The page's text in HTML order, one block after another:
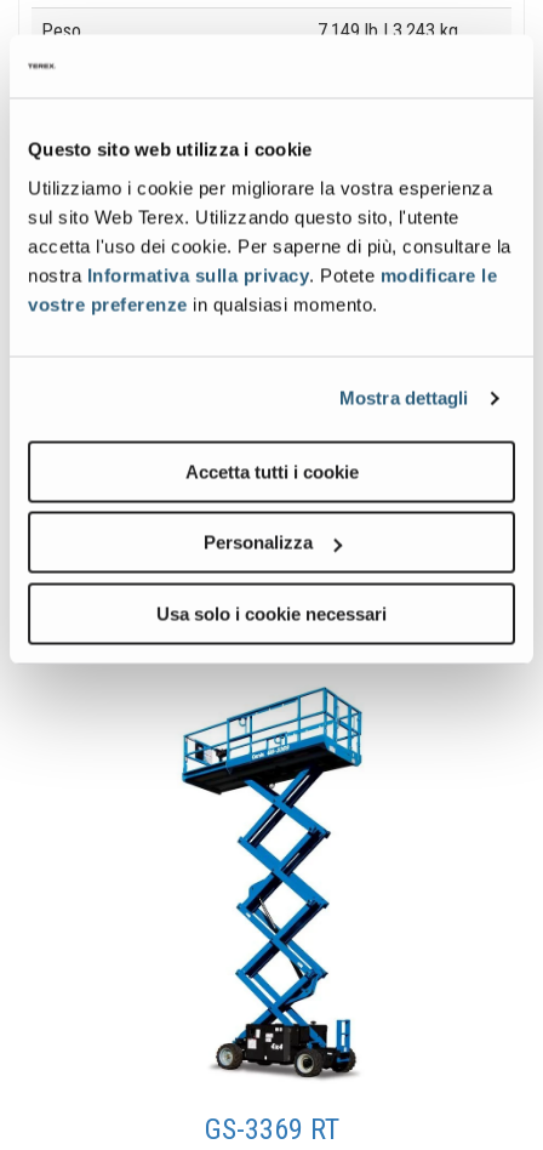
Questo sito web utilizza i cookie
Utilizziamo i cookie per migliorare la vostra esperienza
sul sito Web Terex. Utilizzando questo sito, l'utente
accetta l'uso dei cookie. Per saperne di più, consultare la
nostra Informativa sulla privacy. Potete modificare le
vostre preferenze in qualsiasi momento.
Mostra dettagli
Accetta tutti i cookie
Personalizza
Usa solo i cookie necessari
Peso 7,149 lb | 3,243 kg
Galleria immagini e video
View
GS-
4069RT_Alt1
View
Prodotti correlati, attrezzature e accessori
GS-3369 RT